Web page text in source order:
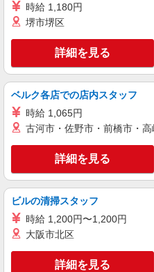
ライフ六町駅前店（店舗コード863
時給1,235
ライフ六
キープ
アルバイト パート
青果
時給1,235
キープ
時給 1,180円
堺市堺区
詳細を見る
ベルク各店での店内スタッフ
時給 1,065円
古河市・佐野市・前橋市・
詳細を見る
ビルの清掃スタッフ
時給 1,200円〜1,200円
大阪市北区
詳細を見る